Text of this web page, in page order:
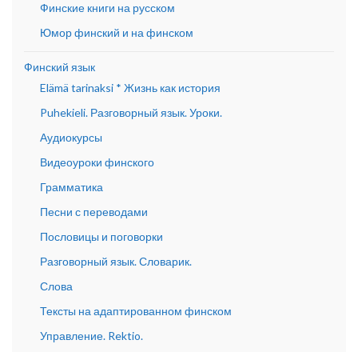
Финские книги на русском
Юмор финский и на финском
Финский язык
Elämä tarinaksi * Жизнь как история
Puhekieli. Разговорный язык. Уроки.
Аудиокурсы
Видеоуроки финского
Грамматика
Песни с переводами
Пословицы и поговорки
Разговорный язык. Словарик.
Слова
Тексты на адаптированном финском
Управление. Rektio.